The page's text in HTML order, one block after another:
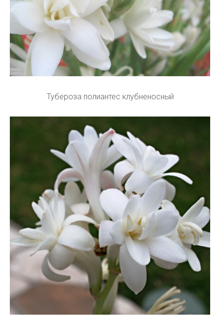
Тубероза полиантес клубненосный